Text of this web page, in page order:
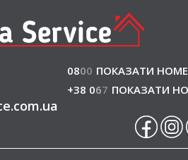
лазурні або укривні покриття та
матеріали. Правильно підібрана
деревини дозволяє зберегти
довговічність дерев’яних
рішення для деревини
конструкцій, терас, інтер’єрних
дерев’яних панелей, архітектурних
та декоративних виробів із дерева.
системних матеріалів дозволяє
0800 ПОКАЗАТИ
+38 067 ПОКАЗАТИ